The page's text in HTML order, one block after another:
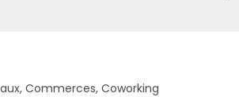
, Commerces, Coworking